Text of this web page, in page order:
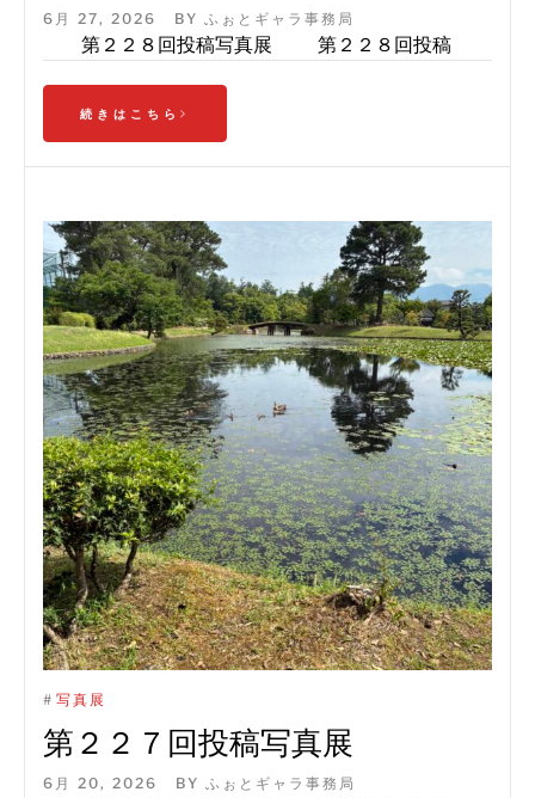
6月 27, 2026 BY ふぉとギャラ事務局
第２２８回投稿写真展 第２２８回投稿
続きはこちら
# 写真展
第２２７回投稿写真展
6月 20, 2026 BY ふぉとギャラ事務局